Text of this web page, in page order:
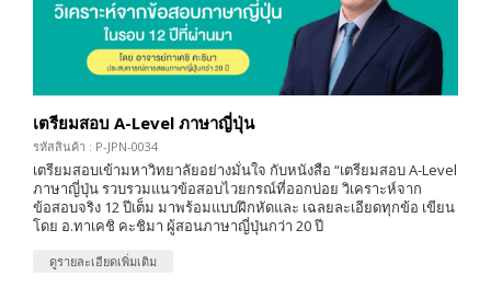
เตรียมสอบ A-Level ภาษาญี่ปุ่น
รหัสสินค้า : P-JPN-0034
เตรียมสอบเข้ามหาวิทยาลัยอย่างมั่นใจ กับหนังสือ “เตรียมสอบ A-Level
ภาษาญี่ปุ่น รวบรวมแนวข้อสอบไวยกรณ์ที่ออกบ่อย วิเคราะห์จาก
ข้อสอบจริง 12 ปีเต็ม มาพร้อมแบบฝึกหัดและ เฉลยละเอียดทุกข้อ เขียน
โดย อ.ทาเคชิ คะชิมา ผู้สอนภาษาญี่ปุ่นกว่า 20 ปี
ดูรายละเอียดเพิ่มเติม